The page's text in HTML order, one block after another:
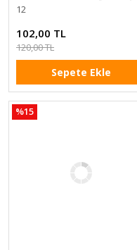
12
102,00 TL
120,00 TL
Sepete Ekle
%15